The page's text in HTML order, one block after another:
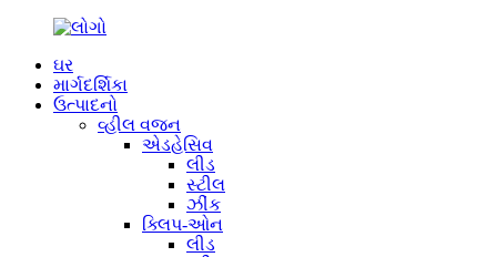
ઘર
માર્ગદર્શિકા
ઉત્પાદનો
વ્હીલ વજન
એડહેસિવ
લીડ
સ્ટીલ
ઝીંક
ક્લિપ-ઓન
લીડ